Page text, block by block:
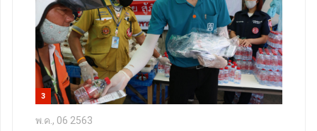
3
พ.ค., 06 2563